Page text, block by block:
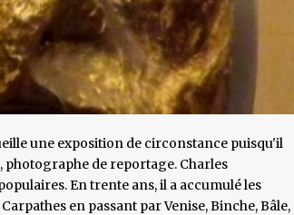
une exposition de circonstance puisqu'il
photographe de reportage. Charles
En trente ans, il a accumulé les
en passant par Venise, Binche, Bâle,